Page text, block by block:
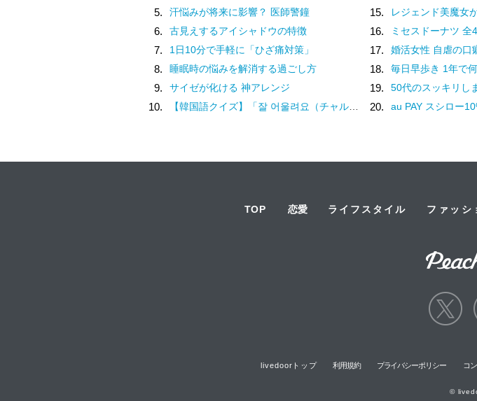
5. 汗悩みが将来に影響？ 医師警鐘
6. 古見えするアイシャドウの特徴
7. 1日10分で手軽に「ひざ痛対策」
8. 睡眠時の悩みを解消する過ごし方
9. サイゼが化ける 神アレンジ
10. 【韓国語クイズ】「잘 어울려요（チャル オウルリョヨ）」の意味は？褒め言葉です♡
15. レジェンド美魔女
16. ミセスドーナツ 全
17. 婚活女性 自虐の口
18. 毎日早歩き 1年で
19. 50代のスッキリし
20. au PAY スシロー
TOP 恋愛 ライフスタイル ファッシ
livedoorトップ 利用規約 プライバシーポリシー コ
©